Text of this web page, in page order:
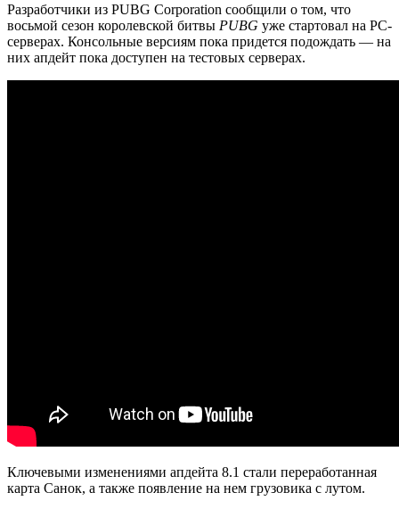
Разработчики из PUBG Corporation сообщили о том, что
восьмой сезон королевской битвы PUBG уже стартовал на PC-
серверах. Консольные версиям пока придется подождать — на
них апдейт пока доступен на тестовых серверах.
Ключевыми изменениями апдейта 8.1 стали переработанная
карта Санок, а также появление на нем грузовика с лутом.